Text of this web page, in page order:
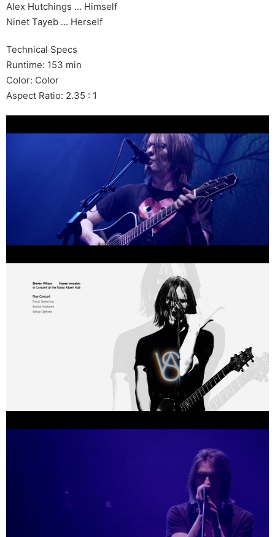
Alex Hutchings ... Himself
Ninet Tayeb ... Herself
Technical Specs
Runtime: 153 min
Color: Color
Aspect Ratio: 2.35 : 1